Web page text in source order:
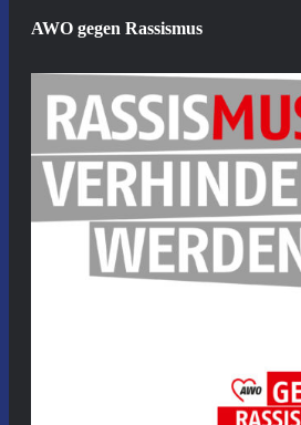
AWO gegen Rassismus